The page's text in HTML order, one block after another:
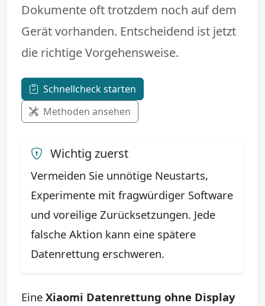
Dokumente oft trotzdem noch auf dem
Gerät vorhanden. Entscheidend ist jetzt
die richtige Vorgehensweise.
Schnellcheck starten
Methoden ansehen
Wichtig zuerst
Vermeiden Sie unnötige Neustarts,
Experimente mit fragwürdiger Software
und voreilige Zurücksetzungen. Jede
falsche Aktion kann eine spätere
Datenrettung erschweren.
Eine Xiaomi Datenrettung ohne Display